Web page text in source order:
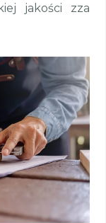
jakości zza